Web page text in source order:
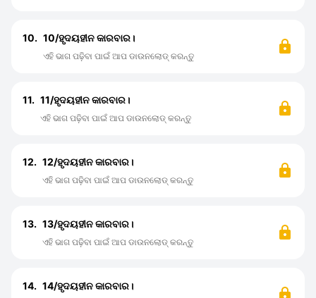
10. 10/ହୃଦୟହୀନ କାରବାର।
ଏହି ଭାଗ ପଢ଼ିବା ପାଇଁ ଆପ ଡାଉନଲୋଡ୍ କରନ୍ତୁ
11. 11/ହୃଦୟହୀନ କାରବାର।
ଏହି ଭାଗ ପଢ଼ିବା ପାଇଁ ଆପ ଡାଉନଲୋଡ୍ କରନ୍ତୁ
12. 12/ହୃଦୟହୀନ କାରବାର।
ଏହି ଭାଗ ପଢ଼ିବା ପାଇଁ ଆପ ଡାଉନଲୋଡ୍ କରନ୍ତୁ
13. 13/ହୃଦୟହୀନ କାରବାର।
ଏହି ଭାଗ ପଢ଼ିବା ପାଇଁ ଆପ ଡାଉନଲୋଡ୍ କରନ୍ତୁ
14. 14/ହୃଦୟହୀନ କାରବାର।